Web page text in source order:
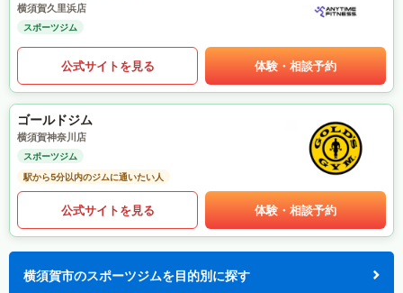
横須賀久里浜店
スポーツジム
公式サイトを見る 体験・相談予約
ゴールドジム
横須賀神奈川店
スポーツジム
駅から5分以内のジムに通いたい人
公式サイトを見る 体験・相談予約
横須賀市のスポーツジムを目的別に探す